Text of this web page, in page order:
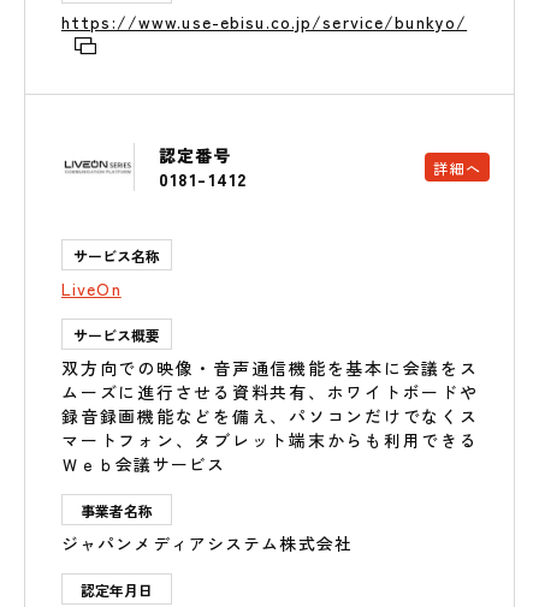
https://www.use-ebisu.co.jp/service/bunkyo/
認定番号
0181-1412
サービス名称
LiveOn
サービス概要
双方向での映像・音声通信機能を基本に会議をス
ムーズに進行させる資料共有、ホワイトボードや
録音録画機能などを備え、パソコンだけでなくス
マートフォン、タブレット端末からも利用できる
Ｗｅｂ会議サービス
事業者名称
ジャパンメディアシステム株式会社
認定年月日
詳細へ